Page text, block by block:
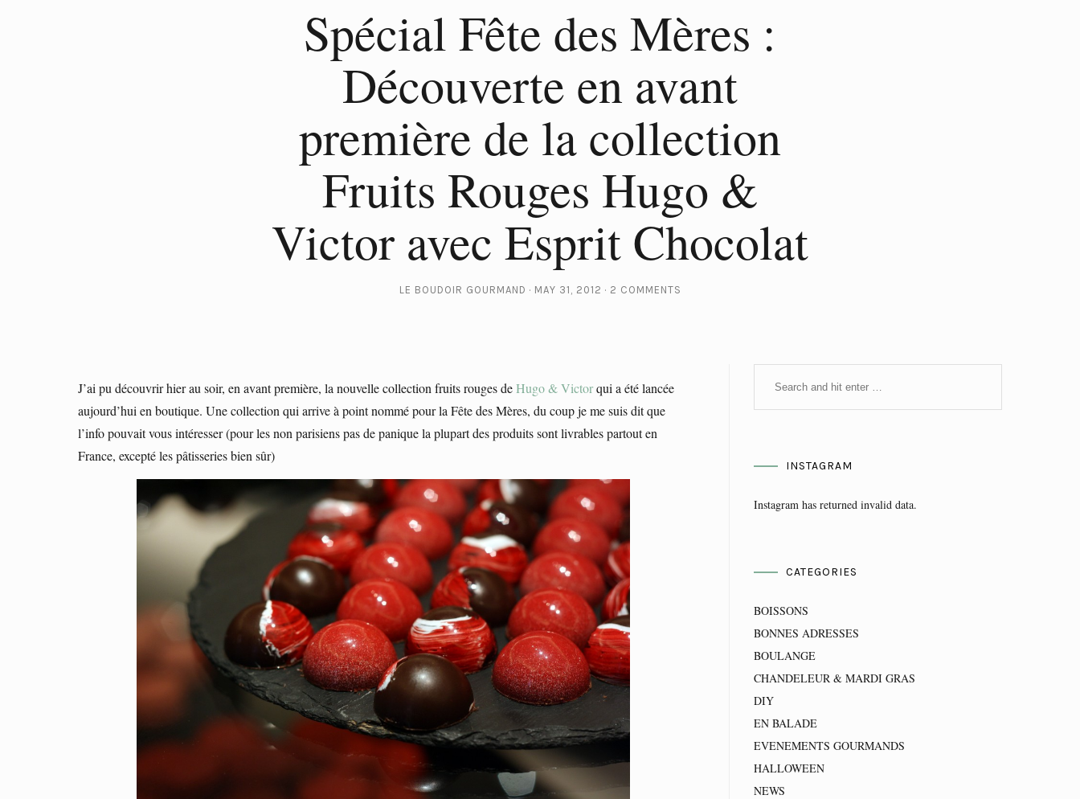
Spécial Fête des Mères :
Découverte en avant
première de la collection
Fruits Rouges Hugo &
Victor avec Esprit Chocolat
LE BOUDOIR GOURMAND MAY 31, 2012 2 COMMENTS
J’ai pu découvrir hier au soir, en avant première, la nouvelle collection fruits rouges deHugo & Victorqui a été lancée
aujourd’hui en boutique. Une collection qui arrive à point nommé pour la Fête des Mères, du coup je me suis dit que
l’info pouvait vous intéresser (pour les non parisiens pas de panique la plupart des produits sont livrables partout en
France, excepté les pâtisseries bien sûr)
INSTAGRAM
Instagram has returned invalid data.
CATEGORIES
BOISSONS
BONNES ADRESSES
BOULANGE
CHANDELEUR & MARDI GRAS
DIY
EN BALADE
EVENEMENTS GOURMANDS
HALLOWEEN
NEWS